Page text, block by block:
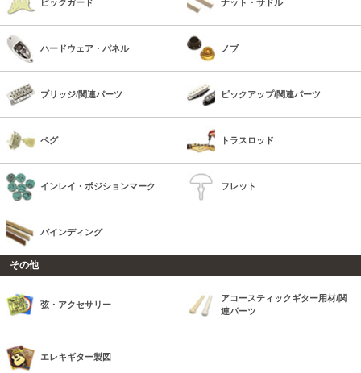
ピックガード ナット・サドル
ハードウェア・パネル ノブ
ブリッジ/関連パーツ ピックアップ/関連パーツ
ペグ トラスロッド
インレイ・ポジションマーク フレット
バインディング
その他
弦・アクセサリー
アコースティックギター用材/関
連パーツ
エレキギター製図